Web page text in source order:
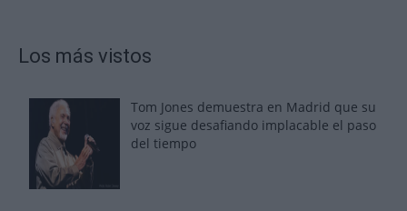
Los más vistos
Tom Jones demuestra en Madrid que su
voz sigue desafiando implacable el paso
del tiempo